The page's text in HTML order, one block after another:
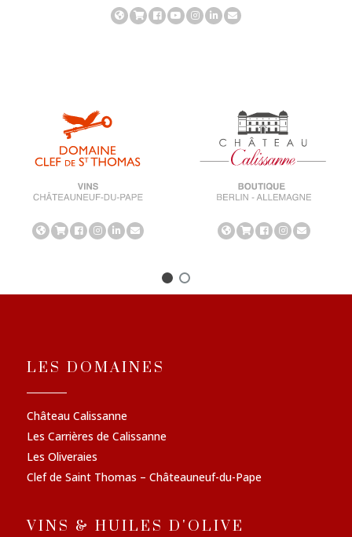
LES DOMAINES
Château Calissanne
Les Carrières de Calissanne
Les Oliveraies
Clef de Saint Thomas – Châteauneuf-du-Pape
VINS & HUILES D'OLIVE